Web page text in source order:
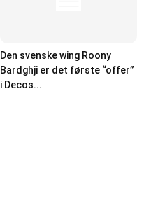
Den svenske wing Roony
Bardghji er det første “offer”
i Decos...